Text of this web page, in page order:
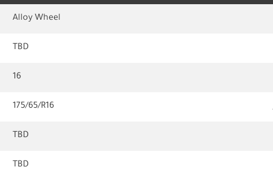
Alloy Wheel
TBD
16
175/65/R16
TBD
TBD